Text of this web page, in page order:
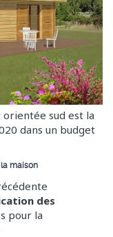
orientée sud est la
dans un budget
maison
des
pour la